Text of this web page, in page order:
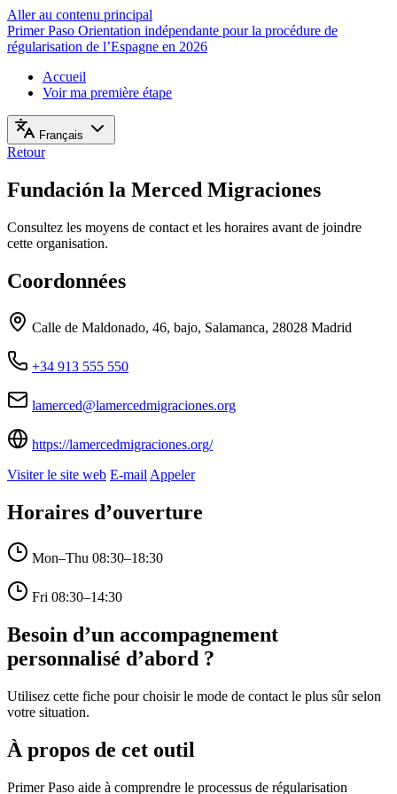
Aller au contenu principal
Primer Paso Orientation indépendante pour la procédure de
régularisation de l’Espagne en 2026
Accueil
Voir ma première étape
Français
Retour
Fundación la Merced Migraciones
Consultez les moyens de contact et les horaires avant de joindre
cette organisation.
Coordonnées
Calle de Maldonado, 46, bajo, Salamanca, 28028 Madrid
+34 913 555 550
lamerced@lamercedmigraciones.org
https://lamercedmigraciones.org/
Visiter le site web E-mail Appeler
Horaires d’ouverture
Mon–Thu 08:30–18:30
Fri 08:30–14:30
Besoin d’un accompagnement
personnalisé d’abord ?
Utilisez cette fiche pour choisir le mode de contact le plus sûr selon
votre situation.
À propos de cet outil
Primer Paso aide à comprendre le processus de régularisation